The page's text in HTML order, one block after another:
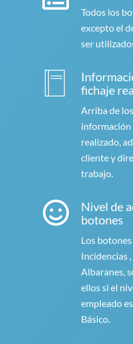
Todos los
excepto el
ser
fichaje
Arriba de
realizado,
cliente y
trabajo.
Nivel de
botones
Los
Incidencias
Albaranes,
ellos si el
empleado
Básico.